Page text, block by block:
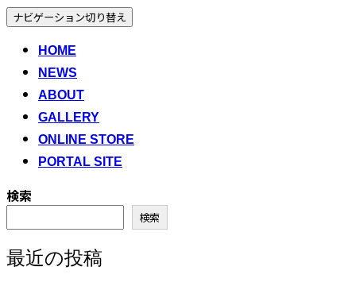
ナビゲーション切り替え
HOME
NEWS
ABOUT
GALLERY
ONLINE STORE
PORTAL SITE
検索
検索
最近の投稿